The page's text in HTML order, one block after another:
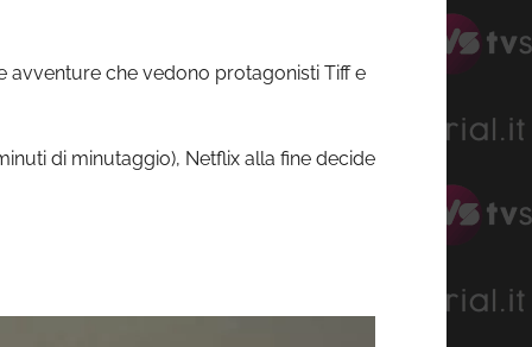
che vedono protagonisti Tiff e
di minutaggio), Netflix alla fine decide